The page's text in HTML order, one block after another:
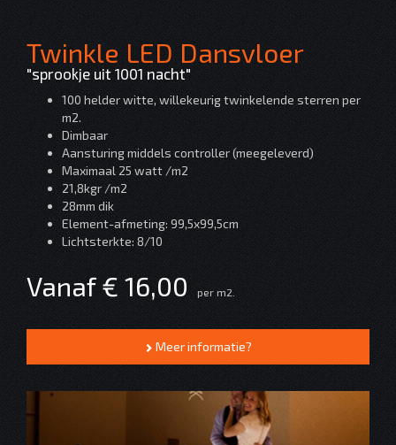
Twinkle LED Dansvloer
"sprookje uit 1001 nacht"
100 helder witte, willekeurig twinkelende sterren per
m2.
Dimbaar
Aansturing middels controller (meegeleverd)
Maximaal 25 watt /m2
21,8kgr /m2
28mm dik
Element-afmeting: 99,5x99,5cm
Lichtsterkte: 8/10
Vanaf € 16,00 per m2.
Meer informatie?